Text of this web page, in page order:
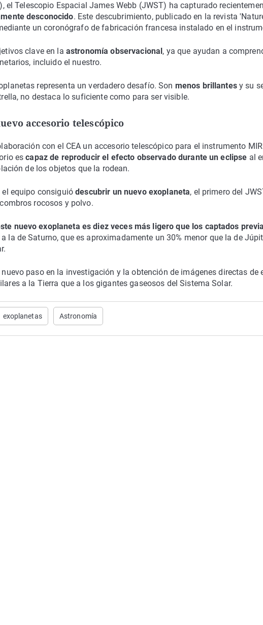
el Telescopio Espacial James Webb (JWST) ha capturado
desconocido. Este descubrimiento, publicado en la revista
un coronógrafo de fabricación francesa instalado en el
clave en la astronomía observacional , ya que ayudan a
incluido el nuestro.
representa un verdadero desafío. Son menos brillantesy su
no destaca lo suficiente como para ser visible.
accesorio telescópico
con el CEA un accesorio telescópico para el instrumento
escapaz de reproducir el efecto observado durante un eclipse al
de los objetos que la rodean.
el equipo consiguiódescubrir un nuevo exoplaneta, el primero del
rocosos y polvo.
nuevo exoplaneta es diez veces más ligero que los captados
la de Saturno, que es aproximadamente un 30% menor que la de
paso en la investigación y la obtención de imágenes directas de
a la Tierra que a los gigantes gaseosos del Sistema Solar.
exoplanetas Astronomía